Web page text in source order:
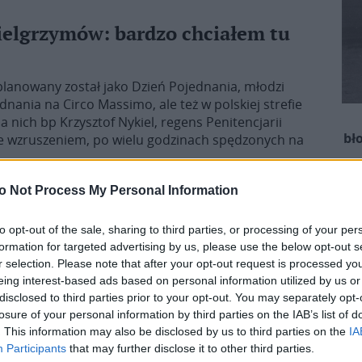
Not Process My Personal Information
opt-out of the sale, sharing to third parties, or processing of your
for targeted advertising by us, please use the below opt-out
selection. Please note that after your opt-out request is processed
interest-based ads based on personal information utilized by us
to third parties prior to your opt-out. You may separately
of your personal information by third parties on the IAB’s list of
This information may also be disclosed by us to third parties on the
Participants that may further disclose it to other third parties.
bardzo chciałem tu
został jako Dzień Pojednania, młodzi
na Circo Massimo, ale też w polskiej strefie
nich bp Krzysztof Nykiel, regens Penitencjarii
wzruszeniem, po wielu godzinach spędzonych na
człowiek o ogromnym
spotykać się z kard. Robertem Francisem
czas m. in. na dwutygodniowym kursie dla
i miłego człowieka o ogromnym takcie i